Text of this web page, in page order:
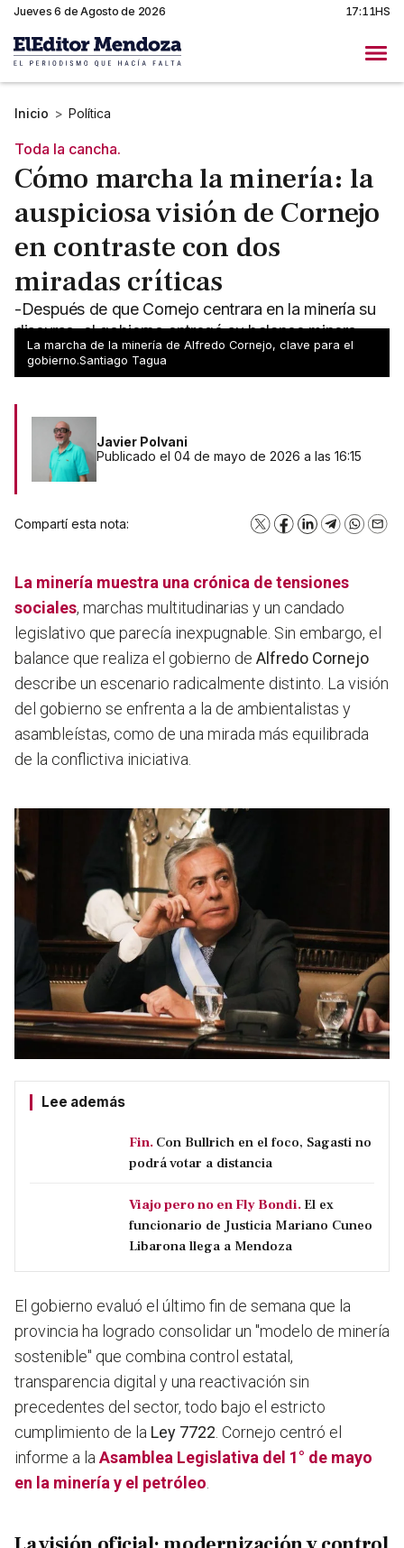
Jueves 6 de Agosto de 2026 17:11HS
Inicio > Política
Toda la cancha.
Cómo marcha la minería: la
auspiciosa visión de Cornejo
en contraste con dos
miradas críticas
-Después de que Cornejo centrara en la minería su
discurso, el gobierno entregó su balance minero -
Presenta contrastes con miradas menos optimistas
La marcha de la minería de Alfredo Cornejo, clave para el
gobierno.Santiago Tagua
Javier Polvani
Publicado el 04 de mayo de 2026 a las 16:15
Compartí esta nota: X Facebook
LinkedInTelegram
La minería muestra una crónica de tensiones
sociales, marchas multitudinarias y un candado
legislativo que parecía inexpugnable. Sin embargo, el
balance que realiza el gobierno de Alfredo Cornejo
describe un escenario radicalmente distinto. La visión
del gobierno se enfrenta a la de ambientalistas y
asambleístas, como de una mirada más equilibrada
de la conflictiva iniciativa.
Lee además
Fin. Con Bullrich en el foco, Sagasti no
podrá votar a distancia
Viajo pero no en Fly Bondi. El ex
funcionario de Justicia Mariano Cuneo
Libarona llega a Mendoza
El gobierno evaluó el último fin de semana que la
provincia ha logrado consolidar un "modelo de minería
sostenible" que combina control estatal,
transparencia digital y una reactivación sin
precedentes del sector, todo bajo el estricto
cumplimiento de la Ley 7722 . Cornejo centró el
informe a la Asamblea Legislativa del 1° de mayo
en la minería y el petróleo